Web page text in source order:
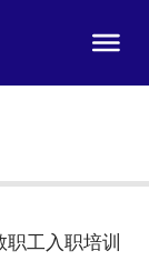
工入职培训